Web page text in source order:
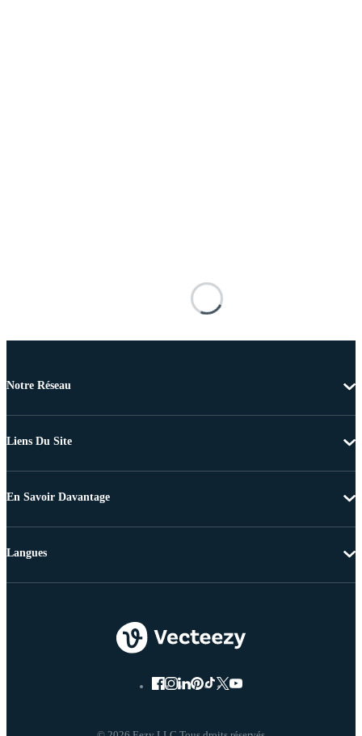
Notre Réseau
Liens Du Site
En Savoir Davantage
Langues